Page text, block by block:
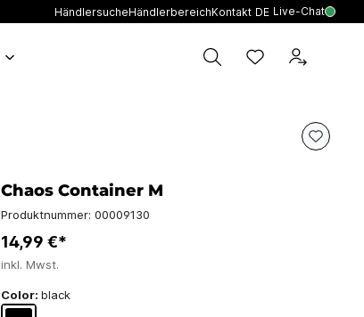
HändlersucheHändlerbereichKontakt DE Live-Chat
Chaos Container M
Produktnummer: 00009130
14,99 €*
inkl. Mwst.
Color: black